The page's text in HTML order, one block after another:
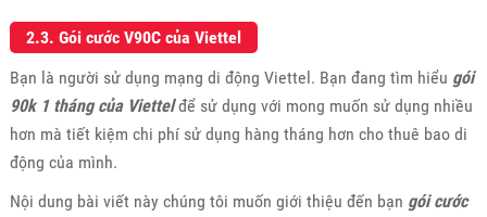
2.3. Gói cước V90C của Viettel
Bạn là người sử dụng mạng di động Viettel. Bạn đang tìm hiểu gói
90k 1 tháng của Viettelđể sử dụng với mong muốn sử dụng nhiều
hơn mà tiết kiệm chi phí sử dụng hàng tháng hơn cho thuê bao di
động của mình.
Nội dung bài viết này chúng tôi muốn giới thiệu đến bạn gói cước